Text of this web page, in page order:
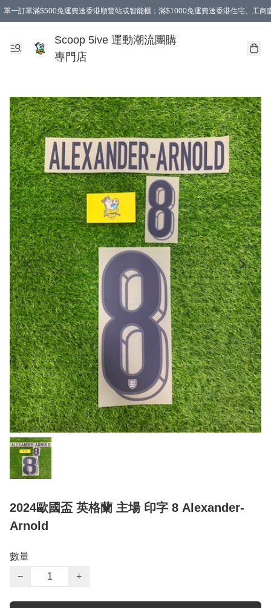
單一訂單滿$500免運費送香港順豐站或智能櫃；滿$1000免運費送香港住宅、工商
Scoop 5ive 運動潮流團購
專門店
2024歐國盃 英格蘭 主場 印字 8 Alexander-
Arnold
數量
−
+